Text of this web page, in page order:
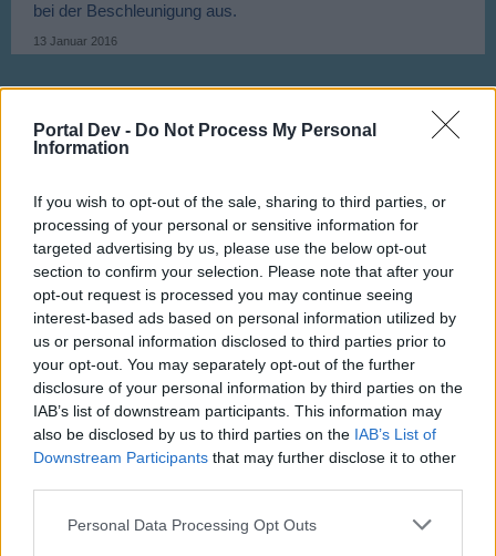
Portal Dev - Do Not Process My Personal
Information
If you wish to opt-out of the sale, sharing to third parties, or
processing of your personal or sensitive information for
targeted advertising by us, please use the below opt-out
section to confirm your selection. Please note that after your
opt-out request is processed you may continue seeing
interest-based ads based on personal information utilized by
us or personal information disclosed to third parties prior to
your opt-out. You may separately opt-out of the further
disclosure of your personal information by third parties on the
IAB’s list of downstream participants. This information may
also be disclosed by us to third parties on the IAB’s List of
Downstream Participants that may further disclose it to other
Personal Data Processing Opt Outs
bei der Beschleunigung aus.
13 Januar 2016
Forenmogul
mal an alle an der Grafik ( neuem aussehen ) hatte ich nie was
gesagt oder geschrieben, wenn ihr mich schon zitiert dann schlage
ich vor ihr lernt erst mal lesen.
die neuen Hangars gefallen mir auch und denn noch durch
Neuerungen entstehen Fehler ich bin nur der Meinung man sollte
erst mal die alten Fehler beseitigen bevor man Neuerungen
einfügt.
LG Miss.Marple
Ich zitiere Dich jetzt auch mal
, richte mich aber an Alle,
die meinen, die neuen Gebäude hättennoch nicht
eingespielt werden sollen:
denn vom Programmieren von Spielen) noch von EDV-